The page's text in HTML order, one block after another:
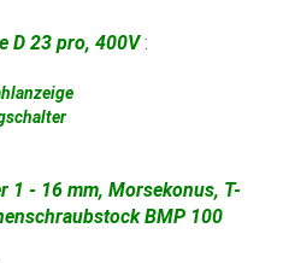
D 23 pro, 400V:
1 - 16 mm, Morsekonus, T-
BMP 100